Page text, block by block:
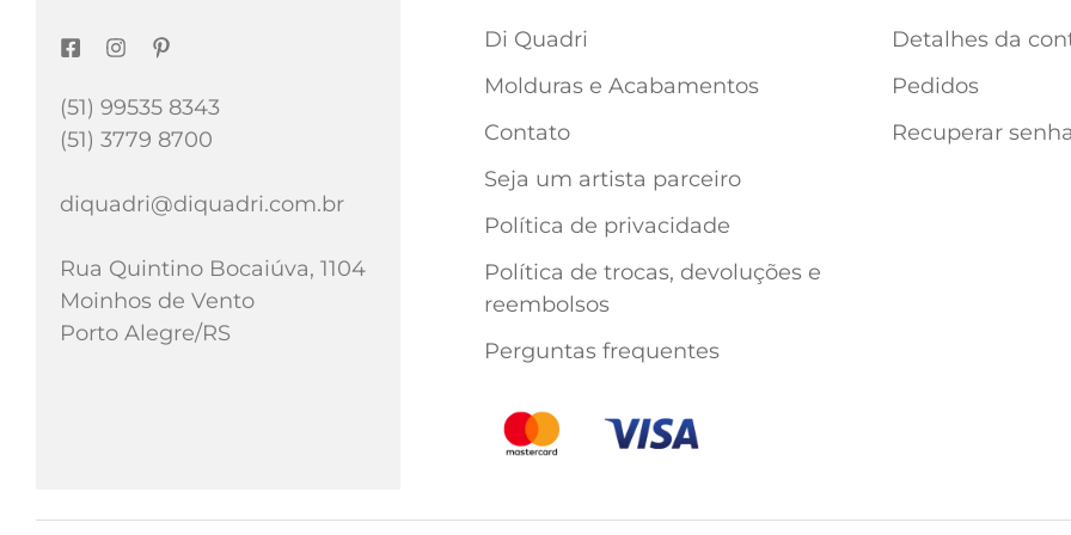
(51) 99535 8343
(51) 3779 8700
diquadri@diquadri.com.br
Rua Quintino Bocaiúva, 1104
Moinhos de Vento
Porto Alegre/RS
Di Quadri
Molduras e Acabamentos
Contato
Seja um artista parceiro
Política de privacidade
Política de trocas, devoluções e
reembolsos
Perguntas frequentes
Detalhes da
Pedidos
Recuperar